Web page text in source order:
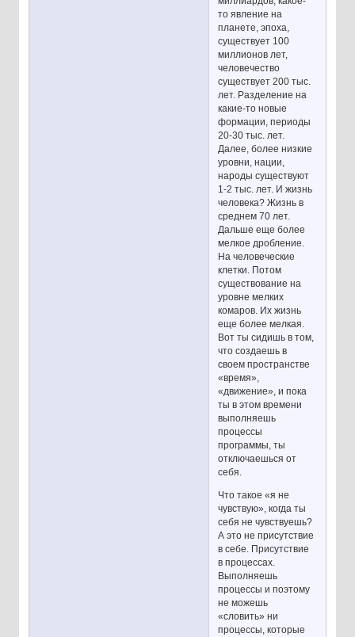
то явление на
планете, эпоха,
существует 100
миллионов лет,
человечество
существует 200 тыс.
лет. Разделение на
какие-то новые
формации, периоды
20-30 тыс. лет.
Далее, более низкие
уровни, нации,
народы существуют
1-2 тыс. лет. И жизнь
человека? Жизнь в
среднем 70 лет.
Дальше еще более
мелкое дробление.
На человеческие
клетки. Потом
существование на
уровне мелких
комаров. Их жизнь
еще более мелкая.
Вот ты сидишь в том,
что создаешь в
своем пространстве
«время»,
«движение», и пока
ты в этом времени
выполняешь
процессы
программы, ты
отключаешься от
себя.
Что такое «я не
чувствую», когда ты
себя не чувствуешь?
А это не присутствие
в себе. Присутствие
в процессах.
Выполняешь
процессы и поэтому
не можешь
«словить» ни
процессы, которые